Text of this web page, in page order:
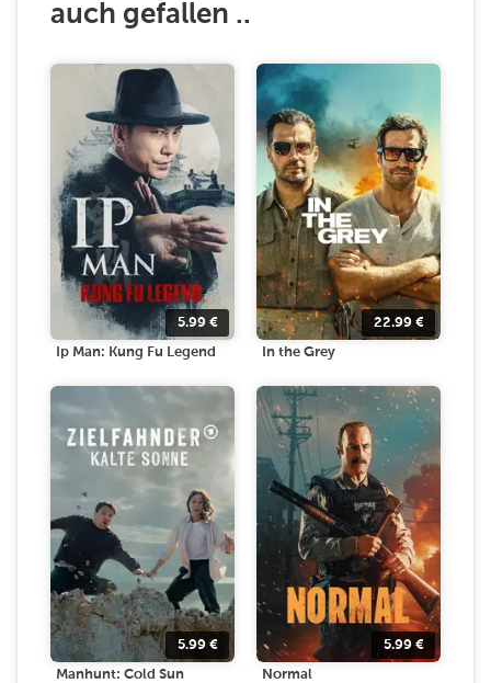
auch gefallen ..
5.99 €
Ip Man: Kung Fu Legend
22.99 €
In the Grey
5.99 €
Manhunt: Cold Sun
5.99 €
Normal